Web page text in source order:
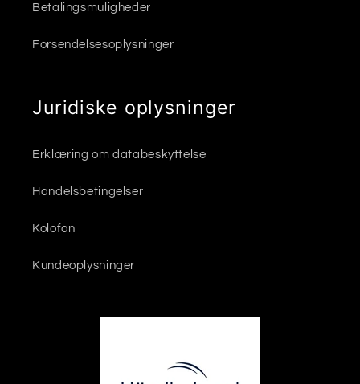
Betalingsmuligheder
Forsendelsesoplysninger
Juridiske oplysninger
Erklæring om databeskyttelse
Handelsbetingelser
Kolofon
Kundeoplysninger